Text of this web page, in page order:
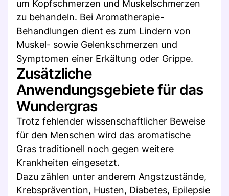
um Kopfschmerzen und Muskelschmerzen
zu behandeln. Bei Aromatherapie-
Behandlungen dient es zum Lindern von
Muskel- sowie Gelenkschmerzen und
Symptomen einer Erkältung oder Grippe.
Zusätzliche
Anwendungsgebiete für das
Wundergras
Trotz fehlender wissenschaftlicher Beweise
für den Menschen wird das aromatische
Gras traditionell noch gegen weitere
Krankheiten eingesetzt.
Dazu zählen unter anderem Angstzustände,
Krebsprävention, Husten, Diabetes, Epilepsie